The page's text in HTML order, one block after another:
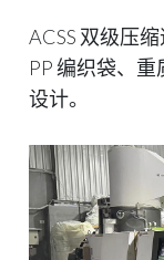
简体中文
русский
ACSS 双级压
PP 编织袋、
设计。